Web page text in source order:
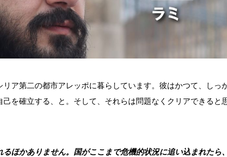
ア第二の都市アレッポに暮らしています。彼はかつて、しっ
を確立する、と。そして、それらは問題なくクリアできると
るほかありません。国がここまで危機的状況に追い込まれた